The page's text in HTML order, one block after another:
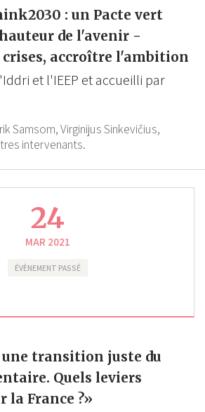
: un Pacte vert
de l'avenir -
crises, accroître l'ambition
et l'IEEP et accueilli par
Samsom,Virginijus Sinkevičius,
intervenants.
24
MAR 2021
ÉVÈNEMENT PASSÉ
une transition juste du
Quels leviers
la France ?»